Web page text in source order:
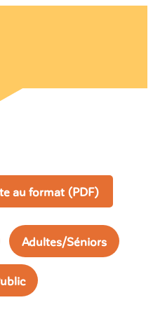
au format (PDF)
Adultes/Séniors